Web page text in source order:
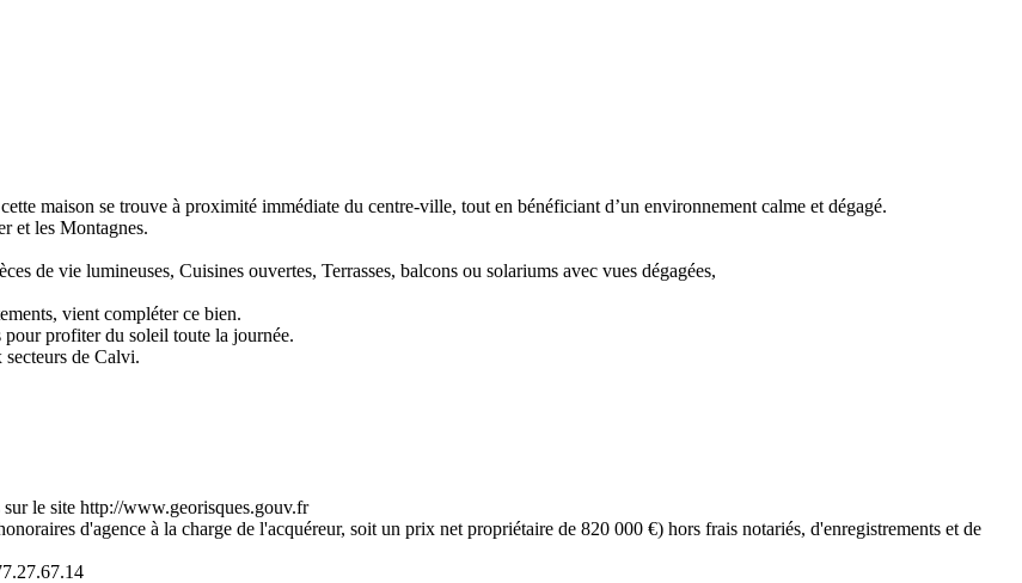
maison se trouve à proximité immédiate du centre-ville, tout en bénéficiant d’un environnement calme et dégagé.
et les Montagnes.
de vie lumineuses, Cuisines ouvertes, Terrasses, balcons ou solariums avec vues dégagées,
vient compléter ce bien.
pour profiter du soleil toute la journée.
de Calvi.
le site http://www.georisques.gouv.fr
d'agence à la charge de l'acquéreur, soit un prix net propriétaire de 820 000 €) hors frais notariés, d'enregistrements et de